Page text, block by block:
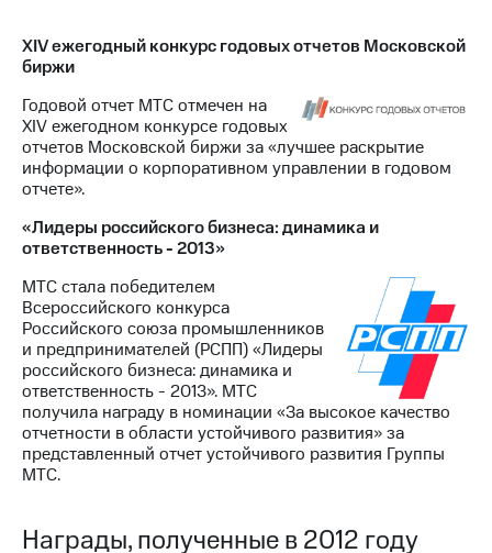
XIV ежегодный конкурс годовых отчетов Московской
биржи
Годовой отчет МТС отмечен на
XIV ежегодном конкурсе годовых
отчетов Московской биржи за «лучшее раскрытие
информации о корпоративном управлении в годовом
отчете».
«Лидеры российского бизнеса: динамика и
ответственность - 2013»
МТС стала победителем
Всероссийского конкурса
Российского союза промышленников
и предпринимателей (РСПП) «Лидеры
российского бизнеса: динамика и
ответственность - 2013». МТС
получила награду в номинации «За высокое качество
отчетности в области устойчивого развития» за
представленный отчет устойчивого развития Группы
МТС.
Награды, полученные в 2012 году